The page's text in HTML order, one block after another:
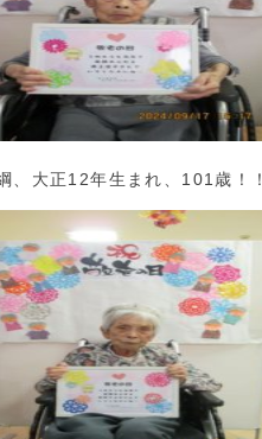
、大正12年生まれ、101歳！！